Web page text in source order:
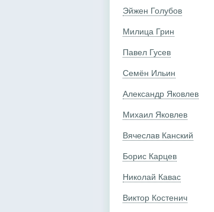
Эйжен Голубов
Милица Грин
Павел Гусев
Семён Ильин
Александр Яковлев
Михаил Яковлев
Вячеслав Канский
Борис Карцев
Николай Кавас
Виктор Костенич